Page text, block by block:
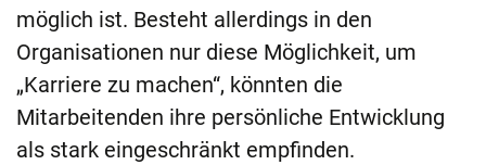
möglich ist. Besteht allerdings in den
Organisationen nur diese Möglichkeit, um
„Karriere zu machen“, könnten die
Mitarbeitenden ihre persönliche Entwicklung
als stark eingeschränkt empfinden.